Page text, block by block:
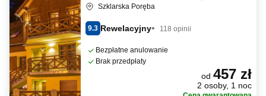
Szklarska Poręba
9.3 Rewelacyjny 118 opinii
Bezpłatne anulowanie
Brak przedpłaty
od 457 zł
2 osoby, 1 noc